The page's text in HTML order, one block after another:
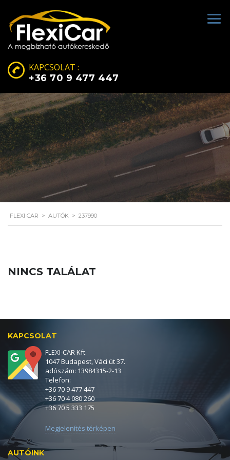
KAPCSOLAT :
+36 70 9 477 447
FLEXI CAR > AUTÓK > 237990
NINCS TALÁLAT
KAPCSOLAT
FLEXI-CAR Kft.
1047 Budapest, Váci út 37.
adószám: 13984315-2-13
Telefon:
+36 70 9 477 447
+36 70 4 080 260
+36 70 5 333 175
Megjelenítés térképen
AUTÓINK